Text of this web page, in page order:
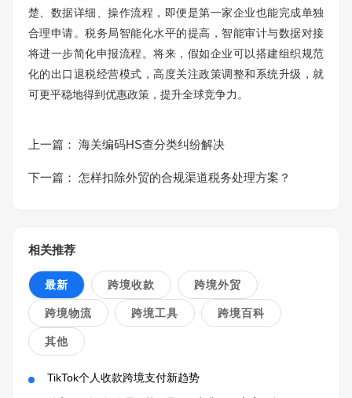
楚、数据详细、操作流程，即便是第一家企业也能完成单独
合理申请。税务局智能化水平的提高，智能审计与数据对接
将进一步简化申报流程。将来，假如企业可以搭建组织规范
化的出口退税经营模式，高度关注政策调整和系统升级，就
可更平稳地得到优惠政策，提升全球竞争力。
上一篇： 海关编码HS查分类纠纷解决
下一篇： 怎样扣除外贸的合规渠道税务处理方案？
相关推荐
最新 跨境收款 跨境外贸
跨境物流 跨境工具 跨境百科
其他
TikTok个人收款跨境支付新趋势